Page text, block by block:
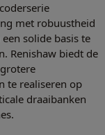
met robuustheid
solide basis te
Renishaw biedt de
te realiseren op
draaibanken